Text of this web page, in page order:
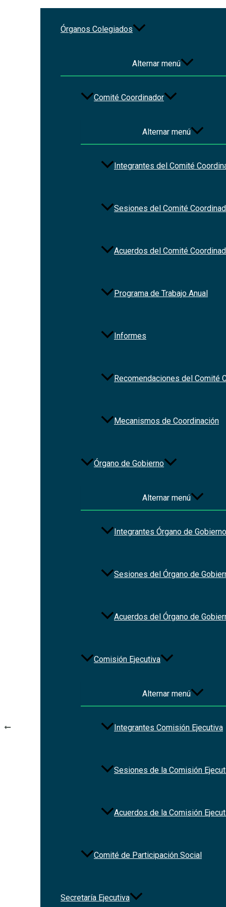
Ir al contenido
Órganos Colegiados
Alternar menú
Comité Coordinador
Alternar menú
Integrantes del Comité
Sesiones del Comité
Acuerdos del Comité
Programa de Trabajo Anual
Informes
Recomendaciones del Comité
Mecanismos de Coordinación
Órgano de Gobierno
Alternar menú
Integrantes Órgano de Gobierno
Sesiones del Órgano de
Acuerdos del Órgano de
Comisión Ejecutiva
Alternar menú
Integrantes Comisión Ejecutiva
Sesiones de la Comisión
Acuerdos de la Comisión
Comité de Participación Social
Secretaría Ejecutiva
Ley de Fiscalización Superior
ANTERIOR